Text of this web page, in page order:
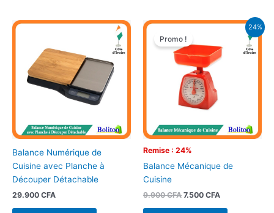
Balance Numérique de
Cuisine avec Planche à
Découper Détachable
29.900 CFA
24%
Remise : 24%
Promo !
Balance Mécanique de
Cuisine
9.900CFA
Le
prix
initial
était :
9.900 CFA.
7.500 CFA
Le
actuel
est :